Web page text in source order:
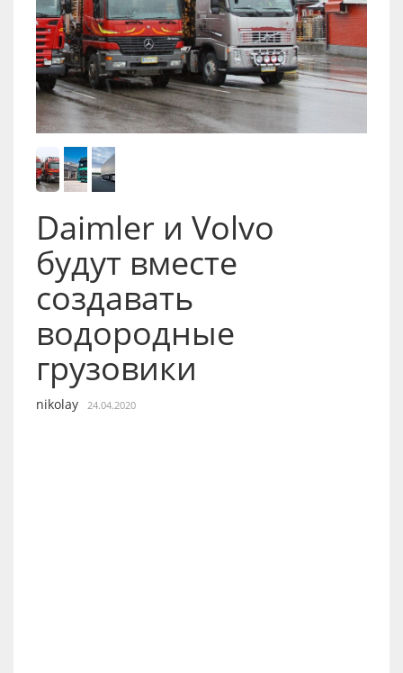
Daimler и Volvo
будут вместе
создавать
водородные
грузовики
nikolay 24.04.2020